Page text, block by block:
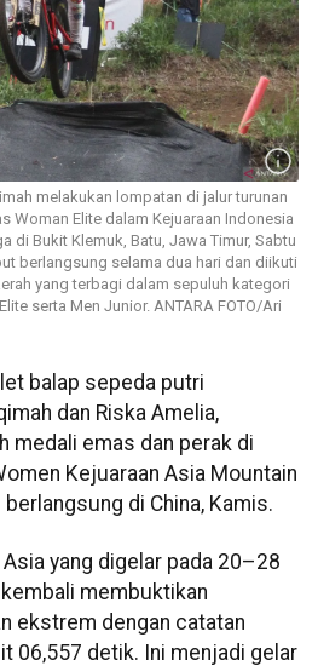
melakukan lompatan di jalur turunan
Woman Elite dalam Kejuaraan Indonesia
di Bukit Klemuk, Batu, Jawa Timur, Sabtu
berlangsung selama dua hari dan diikuti
yang terbagi dalam sepuluh kategori
serta Men Junior. ANTARA FOTO/Ari
balap sepeda putri
dan Riska Amelia,
medali emas dan perak di
Kejuaraan Asia Mountain
di China, Kamis.
yang digelar pada 20–28
membuktikan
ekstrem dengan catatan
06,557 detik. Ini menjadi gelar